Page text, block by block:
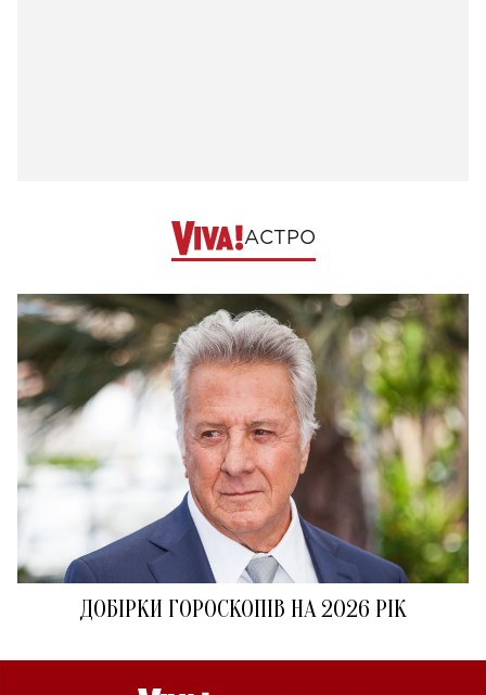
АСТРО
ДОБІРКИ ГОРОСКОПІВ НА 2026 РІК